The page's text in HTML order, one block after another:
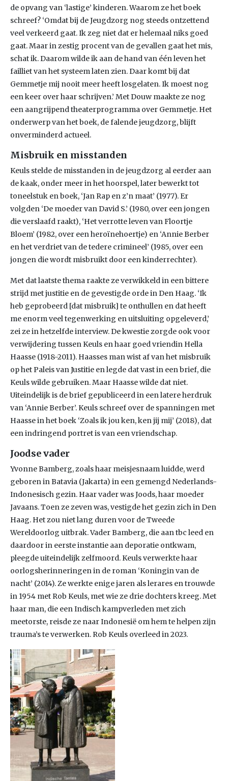
de opvang van ‘lastige’ kinderen. Waarom ze het boek
schreef? ‘Omdat bij de Jeugdzorg nog steeds ontzettend
veel verkeerd gaat. Ik zeg niet dat er helemaal niks goed
gaat. Maar in zestig procent van de gevallen gaat het mis,
schat ik. Daarom wilde ik aan de hand van één leven het
failliet van het systeem laten zien. Daar komt bij dat
Gemmetje mij nooit meer heeft losgelaten. Ik moest nog
een keer over haar schrijven.’ Met Douw maakte ze nog
een aangrijpend theaterprogramma over Gemmetje. Het
onderwerp van het boek, de falende jeugdzorg, blijft
onverminderd actueel.
Misbruik en misstanden
Keuls stelde de misstanden in de jeugdzorg al eerder aan
de kaak, onder meer in het hoorspel, later bewerkt tot
toneelstuk en boek, ‘Jan Rap en z’n maat’ (1977). Er
volgden ‘De moeder van David S.’ (1980, over een jongen
die verslaafd raakt), ‘Het verrotte leven van Floortje
Bloem’ (1982, over een heroïnehoertje) en ‘Annie Berber
en het verdriet van de tedere crimineel’ (1985, over een
jongen die wordt misbruikt door een kinderrechter).
Met dat laatste thema raakte ze verwikkeld in een bittere
strijd met justitie en de gevestigde orde in Den Haag. ‘Ik
heb geprobeerd [dat misbruik] te onthullen en dat heeft
me enorm veel tegenwerking en uitsluiting opgeleverd,’
zei ze in hetzelfde interview. De kwestie zorgde ook voor
verwijdering tussen Keuls en haar goed vriendin Hella
Haasse (1918-2011). Haasses man wist af van het misbruik
op het Paleis van Justitie en legde dat vast in een brief, die
Keuls wilde gebruiken. Maar Haasse wilde dat niet.
Uiteindelijk is de brief gepubliceerd in een latere herdruk
van ‘Annie Berber’. Keuls schreef over de spanningen met
Haasse in het boek ‘Zoals ik jou ken, ken jij mij’ (2018), dat
een indringend portret is van een vriendschap.
Joodse vader
Yvonne Bamberg, zoals haar meisjesnaam luidde, werd
geboren in Batavia (Jakarta) in een gemengd Nederlands-
Indonesisch gezin. Haar vader was Joods, haar moeder
Javaans. Toen ze zeven was, vestigde het gezin zich in Den
Haag. Het zou niet lang duren voor de Tweede
Wereldoorlog uitbrak. Vader Bamberg, die aan tbc leed en
daardoor in eerste instantie aan deporatie ontkwam,
pleegde uiteindelijk zelfmoord. Keuls verwerkte haar
oorlogsherinneringen in de roman ‘Koningin van de
nacht’ (2014). Ze werkte enige jaren als lerares en trouwde
in 1954 met Rob Keuls, met wie ze drie dochters kreeg. Met
haar man, die een Indisch kampverleden met zich
meetorste, reisde ze naar Indonesië om hem te helpen zijn
trauma’s te verwerken. Rob Keuls overleed in 2023.